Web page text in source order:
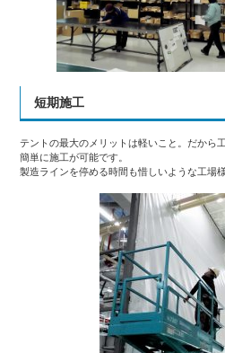
短期施工
テントの最大のメリットは軽いこと。だから
簡単に施工が可能です。
製造ラインを停める時間も惜しいような工場